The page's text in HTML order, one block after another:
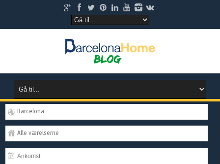
Barcelona
Alle værelserne